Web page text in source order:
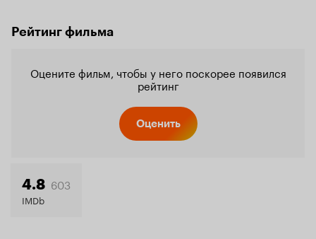
Рейтинг фильма
Оцените фильм, чтобы у него поскорее появился
рейтинг
Оценить
4.8 603
IMDb